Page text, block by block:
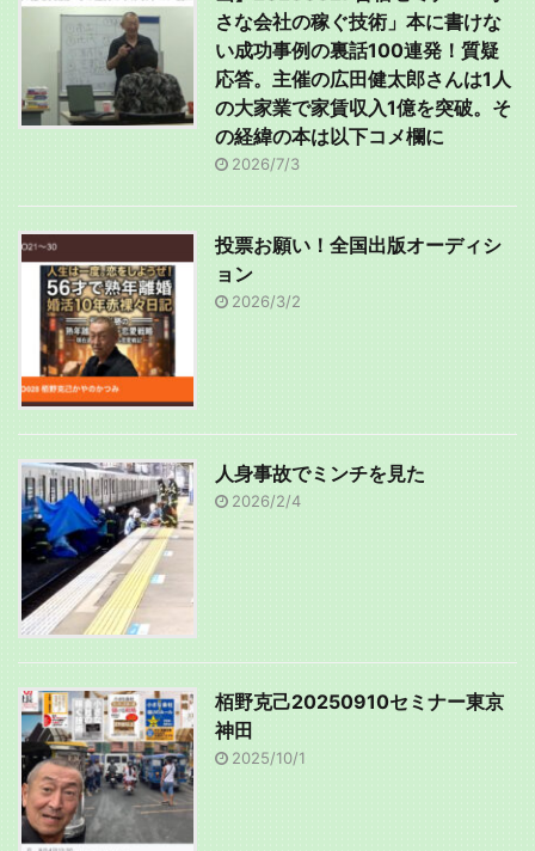
さな会社の稼ぐ技術」本に書けな
い成功事例の裏話100連発！質疑
応答。主催の広田健太郎さんは1人
の大家業で家賃収入1億を突破。そ
の経緯の本は以下コメ欄に
2026/7/3
投票お願い！全国出版オーディシ
ョン
2026/3/2
人身事故でミンチを見た
2026/2/4
栢野克己20250910セミナー東京
神田
2025/10/1